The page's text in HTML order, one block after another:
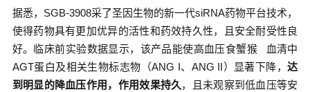
据悉，SGB-3908采了圣因生物的新一代siRNA药物平台技术，
使得药物具有更加优异的活性和药效持久性，且安全耐受性良
好。临床前实验数据显示，该产品能使高血压食蟹猴
血清中
AGT蛋白及相关生物标志物（ANG I、ANG II）显著下降，达
到明显的降血压作用，作用效果持久 ，且未观察到低血压等安